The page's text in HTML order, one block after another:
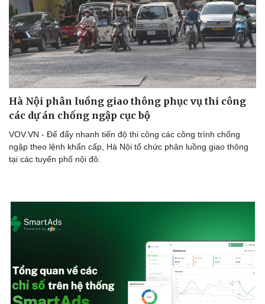
Sức khỏe
Dinh dưỡng - món ngon
Cây thuốc
Nam khoa
Phòng mạch online
Đời sống
Nhà đẹp
Hà Nội phân luồng giao thông phục vụ thi công
các dự án chống ngập cục bộ
VOV.VN - Để đẩy nhanh tiến độ thi công các công trình chống
ngập theo lệnh khẩn cấp, Hà Nội tổ chức phân luồng giao thông
tại các tuyến phố nội đô.